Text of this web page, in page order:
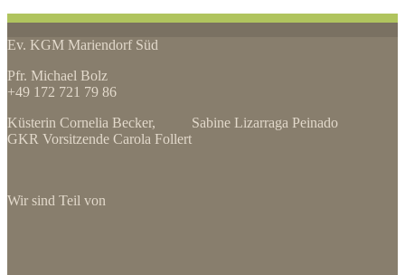
Ev. KGM Mariendorf Süd
Pfr. Michael Bolz
+49 172 721 79 86
Küsterin Cornelia Becker, Sabine Lizarraga Peinado
GKR Vorsitzende Carola Follert
Wir sind Teil von